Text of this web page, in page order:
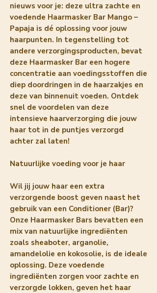
nieuws voor je: deze ultra zachte en
voedende Haarmasker Bar Mango –
Papaja is dé oplossing voor jouw
haarpunten. In tegenstelling tot
andere verzorgingsproducten, bevat
deze Haarmasker Bar een hogere
concentratie aan voedingsstoffen die
diep doordringen in de haarzakjes en
deze van binnenuit voeden. Ontdek
snel de voordelen van deze
intensieve haarverzorging die jouw
haar tot in de puntjes verzorgd
achter zal laten!
Natuurlijke voeding voor je haar
Wil jij jouw haar een extra
verzorgende boost geven naast het
gebruik van een Conditioner (Bar)?
Onze Haarmasker Bars bevatten een
mix van natuurlijke ingrediënten
zoals sheaboter, arganolie,
amandelolie en kokosolie, is de ideale
oplossing. Deze voedende
ingrediënten zorgen voor zachte en
verzorgde lokken, geven het haar